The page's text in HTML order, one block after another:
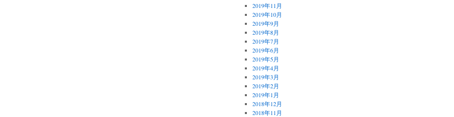
2019年11月
2019年10月
2019年9月
2019年8月
2019年7月
2019年6月
2019年5月
2019年4月
2019年3月
2019年2月
2019年1月
2018年12月
2018年11月